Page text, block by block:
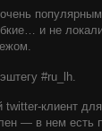
и не
#ru_lh.
twitter-клиент
— в нем есть